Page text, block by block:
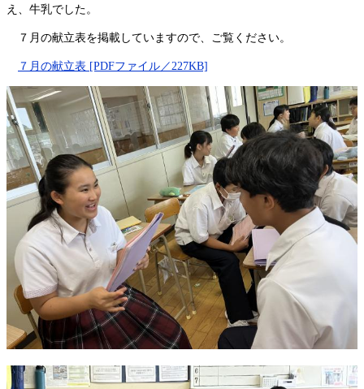
え、牛乳でした。
７月の献立表を掲載していますので、ご覧ください。
７月の献立表 [PDFファイル／227KB]